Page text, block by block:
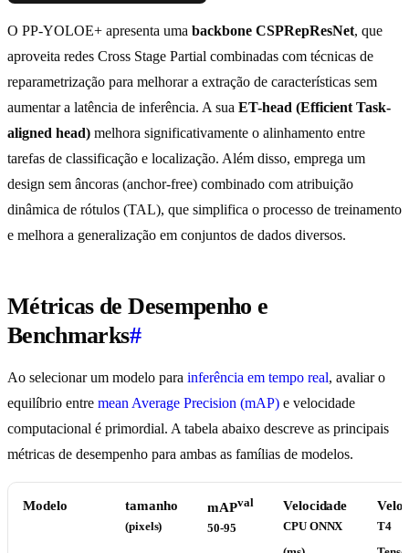
O PP-YOLOE+ apresenta uma backbone CSPRepResNet, que
aproveita redes Cross Stage Partial combinadas com técnicas de
reparametrização para melhorar a extração de características sem
aumentar a latência de inferência. A sua ET-head (Efficient Task-
aligned head) melhora significativamente o alinhamento entre
tarefas de classificação e localização. Além disso, emprega um
design sem âncoras (anchor-free) combinado com atribuição
dinâmica de rótulos (TAL), que simplifica o processo de treinamento
e melhora a generalização em conjuntos de dados diversos.
Métricas de Desempenho e
Benchmarks#
Ao selecionar um modelo para inferência em tempo real, avaliar o
equilíbrio entre mean Average Precision (mAP) e velocidade
computacional é primordial. A tabela abaixo descreve as principais
métricas de desempenho para ambas as famílias de modelos.
Modelo tamanho
(pixels)
mAPval
50-95
Velocidade
CPU ONNX
T4